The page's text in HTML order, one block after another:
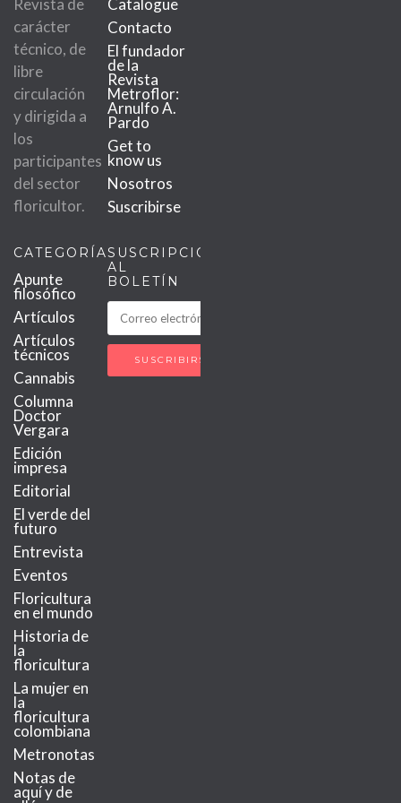
Revista de
carácter
técnico, de
libre
circulación
y dirigida a
los
participantes
del sector
floricultor.
Catalogue
Contacto
El fundador
de la
Revista
Metroflor:
Arnulfo A.
Pardo
Get to
know us
Nosotros
Suscribirse
CATEGORÍAS
Apunte
filosófico
Artículos
Artículos
técnicos
Cannabis
Columna
Doctor
Vergara
Edición
impresa
Editorial
El verde del
futuro
Entrevista
Eventos
Floricultura
en el mundo
Historia de
la
floricultura
La mujer en
la
floricultura
colombiana
Metronotas
Notas de
aquí y de
SUSCRIPCIÓN
AL
BOLETÍN